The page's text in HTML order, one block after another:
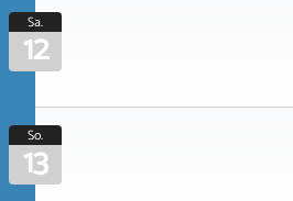
Sa.
12
So.
13